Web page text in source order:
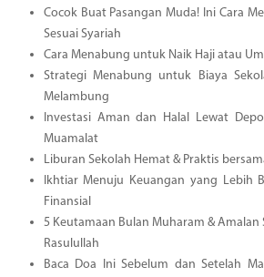
Cocok Buat Pasangan Muda! Ini Cara
Sesuai Syariah
Cara Menabung untuk Naik Haji atau
Strategi Menabung untuk Biaya
Melambung
Investasi Aman dan Halal Lewat
Muamalat
Liburan Sekolah Hemat & Praktis
Ikhtiar Menuju Keuangan yang Lebih
Finansial
5 Keutamaan Bulan Muharam & Amalan
Rasulullah
Baca Doa Ini Sebelum dan Setelah